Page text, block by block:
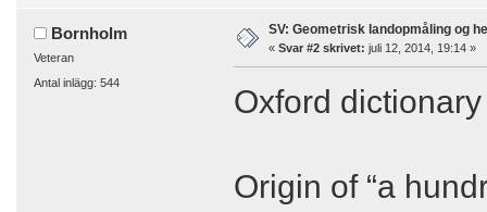
Bornholm
Veteran
Antal inlägg: 544
SV: Geometrisk landopmåling og
« Svar #2 skrivet: juli 12, 2014, 19:14 »
Oxford
Origin of “a